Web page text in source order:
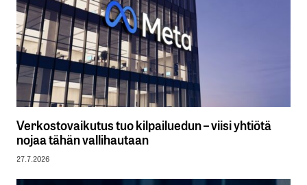
Verkostovaikutus tuo kilpailuedun – viisi yhtiötä
nojaa tähän vallihautaan
27.7.2026